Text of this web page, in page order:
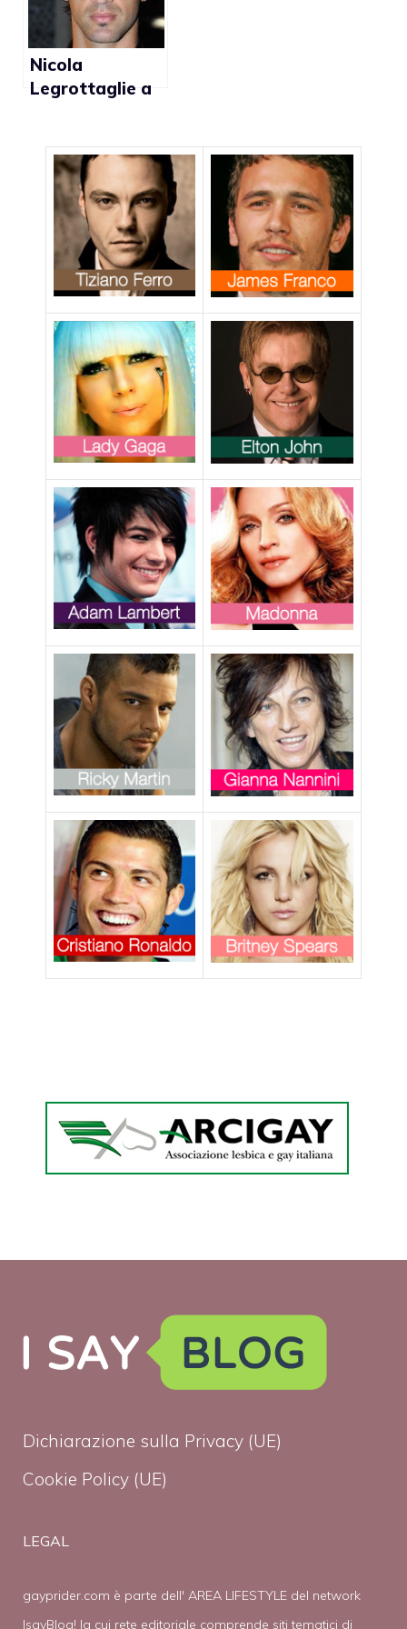
Nicola
Legrottaglie a
avessi un figlio
gay, non lo
emarginerei”
Dichiarazione sulla Privacy (UE)
Cookie Policy (UE)
LEGAL
gayprider.com è parte dell' AREA LIFESTYLE del network
IsayBlog! la cui rete editoriale comprende siti tematici di